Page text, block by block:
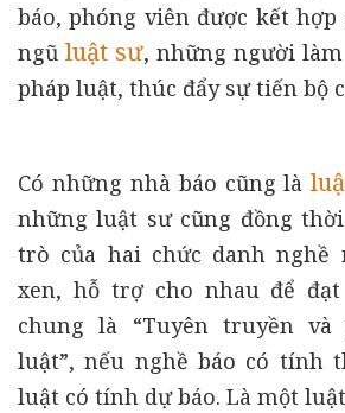
báo, phóng viên được kết
ngũ luật sư, những người
pháp luật, thúc đẩy sự tiến bộ
Có những nhà báo cũng là
những luật sư cũng đồng
trò của hai chức danh nghề
xen, hỗ trợ cho nhau để
chung là “Tuyên truyền và
luật”, nếu nghề báo có tính
luật có tính dự báo. Là một